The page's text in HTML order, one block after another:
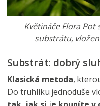
Květináče Flora
substrátu,
Substrát: dobrý
Klasická metoda,
Do truhlíku jednoduše
tak, jak si je koupíte v